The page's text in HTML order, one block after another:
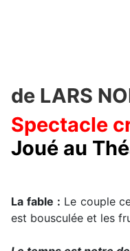
de LARS
Spectacle
Joué au
La fable : Le couple
est bousculée et les